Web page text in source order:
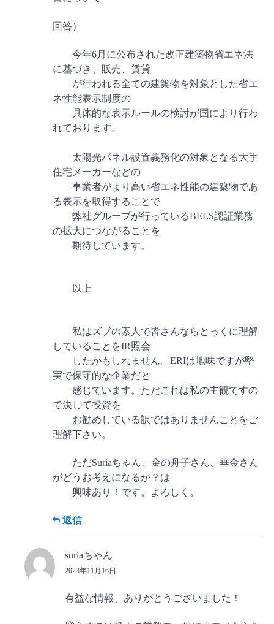
回答）
今年6月に公布された改正建築物省エネ法
に基づき、販売、賃貸
が行われる全ての建築物を対象とした省エ
ネ性能表示制度の
具体的な表示ルールの検討が国により行わ
れております。
太陽光パネル設置義務化の対象となる大手
住宅メーカーなどの
事業者がより高い省エネ性能の建築物であ
る表示を取得することで
弊社グループが行っているBELS認証業務
の拡大につながることを
期待しています。
以上
私はズブの素人で皆さんならとっくに理解
していることをIR照会
したかもしれません。ERIは地味ですが堅
実で保守的な企業だと
感じています。ただこれは私の主観ですの
で決して投資を
お勧めしている訳ではありませんことをご
理解下さい。
ただSuriaちゃん、金の舟子さん、垂金さん
がどうお考えになるか？は
興味あり！です。よろしく。
返信
suriaちゃん
2023年11月16日
有益な情報、ありがとうございました！